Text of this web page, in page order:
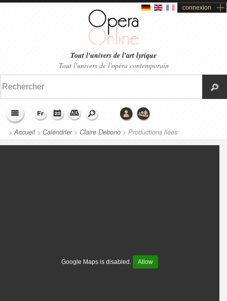
connexion
Tout l'univers de l'art lyrique
Tout l'univers de l'opéra contemporain
>Accueil> Calendrier> Claire Debono > Productions liées
Google Maps is disabled. Allow